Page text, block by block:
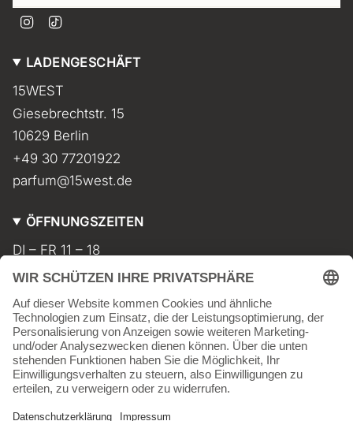
t
g
a
m
T
k
LADENGESCHÄFT
15WEST
Giesebrechtstr. 15
10629 Berlin
+49 30 77201922
parfum@15west.de
ÖFFNUNGSZEITEN
DI – FR 11 – 18
SA 11 – 17
MO geschlossen
INFORMATIONEN
Kontakt
Impressum
AGB